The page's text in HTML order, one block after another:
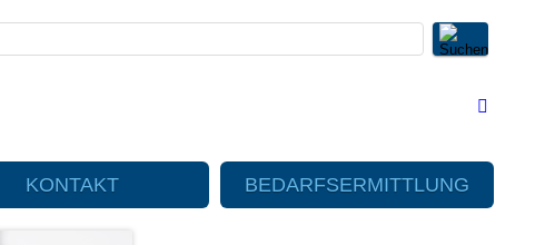
KONTAKT BEDARFSERMITTLUNG